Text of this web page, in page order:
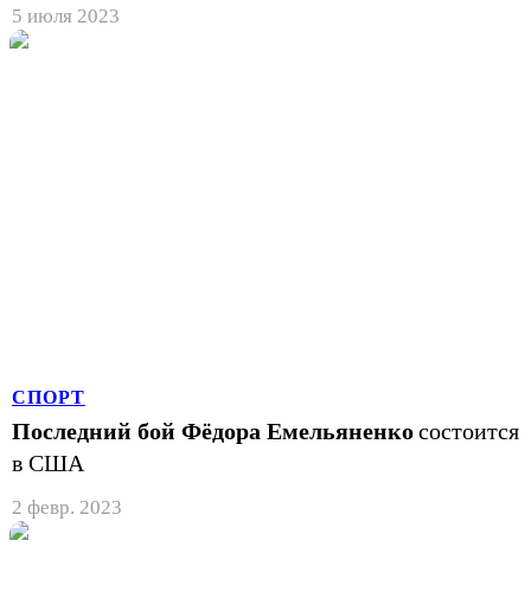
5 июля 2023
СПОРТ
Последний бой Фёдора Емельяненкосостоится
в США
2 февр. 2023